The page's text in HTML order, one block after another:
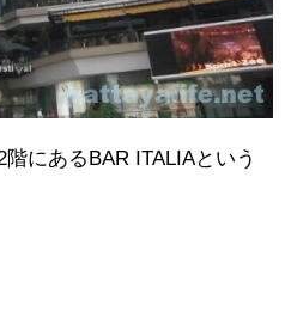
にあるBAR ITALIAという